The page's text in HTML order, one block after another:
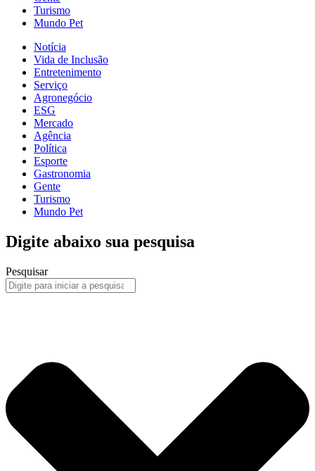
Turismo
Mundo Pet
Notícia
Vida de Inclusão
Entretenimento
Serviço
Agronegócio
ESG
Mercado
Agência
Política
Esporte
Gastronomia
Gente
Turismo
Mundo Pet
Digite abaixo sua pesquisa
Pesquisar